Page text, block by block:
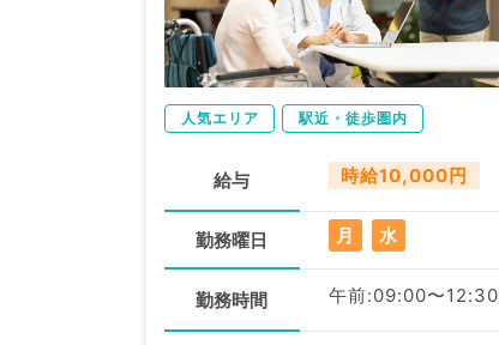
人気エリア 駅近・徒歩圏内
給与 時給10,000円
勤務曜日 月 水
勤務時間 午前:09:00〜12:30